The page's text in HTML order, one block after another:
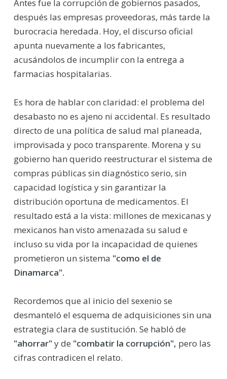
Antes fue la corrupción de gobiernos pasados,
después las empresas proveedoras, más tarde la
burocracia heredada. Hoy, el discurso oficial
apunta nuevamente a los fabricantes,
acusándolos de incumplir con la entrega a
farmacias hospitalarias.
Es hora de hablar con claridad: el problema del
desabasto no es ajeno ni accidental. Es resultado
directo de una política de salud mal planeada,
improvisada y poco transparente. Morena y su
gobierno han querido reestructurar el sistema de
compras públicas sin diagnóstico serio, sin
capacidad logística y sin garantizar la
distribución oportuna de medicamentos. El
resultado está a la vista: millones de mexicanas y
mexicanos han visto amenazada su salud e
incluso su vida por la incapacidad de quienes
prometieron un sistema "como el de
Dinamarca".
Recordemos que al inicio del sexenio se
desmanteló el esquema de adquisiciones sin una
estrategia clara de sustitución. Se habló de
"ahorrar"y de "combatir la corrupción", pero las
cifras contradicen el relato.